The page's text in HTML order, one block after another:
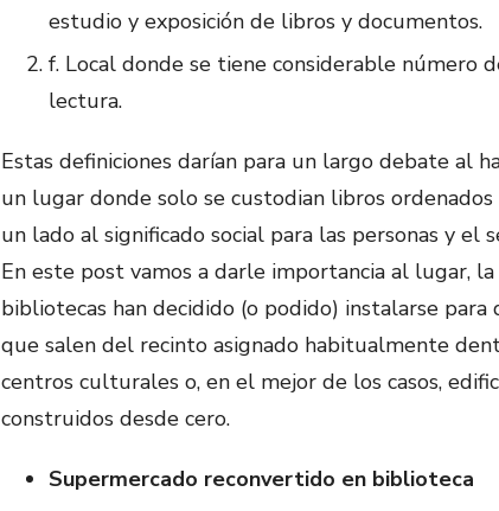
estudio y exposición de libros y documentos.
f. Local donde se tiene considerable número
lectura.
Estas definiciones darían para un largo debate al
un lugar donde solo se custodian libros
un lado al significado social para las personas y el
En este post vamos a darle importancia al lugar,
bibliotecas han decidido (o podido) instalarse para
que salen del recinto asignado habitualmente
centros culturales o, en el mejor de los casos,
construidos desde cero.
Supermercado reconvertido en biblioteca